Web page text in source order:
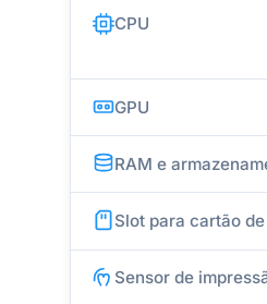
CPU
GPU
RAM e
Slot para cartão
Sensor de